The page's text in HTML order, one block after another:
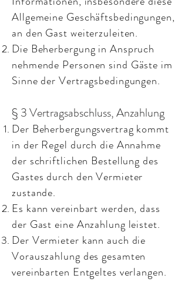
Allgemeine Geschäftsbedingungen,
an den Gast weiterzuleiten.
Die Beherbergung in Anspruch
nehmende Personen sind Gäste im
Sinne der Vertragsbedingungen.
§ 3 Vertragsabschluss, Anzahlung
Der Beherbergungsvertrag kommt
in der Regel durch die Annahme
der schriftlichen Bestellung des
Gastes durch den Vermieter
zustande.
Es kann vereinbart werden, dass
der Gast eine Anzahlung leistet.
Der Vermieter kann auch die
Vorauszahlung des gesamten
vereinbarten Entgeltes verlangen.